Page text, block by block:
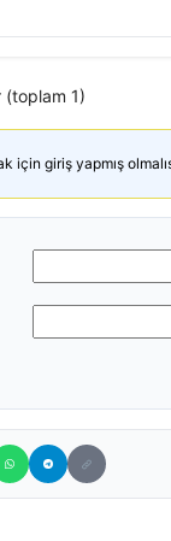
(toplam 1)
için giriş yapmış